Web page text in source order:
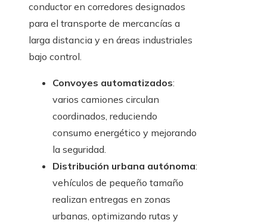
conductor en corredores designados
para el transporte de mercancías a
larga distancia y en áreas industriales
bajo control.
Convoyes automatizados:
varios camiones circulan
coordinados, reduciendo
consumo energético y mejorando
la seguridad.
Distribución urbana autónoma:
vehículos de pequeño tamaño
realizan entregas en zonas
urbanas, optimizando rutas y